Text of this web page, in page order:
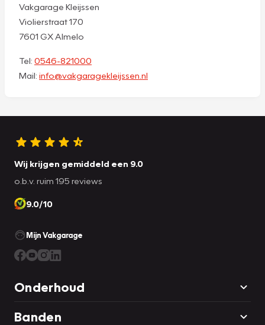
Vakgarage Kleijssen
Violierstraat 170
7601 GX Almelo
Tel: 0546-821000
Mail: info@vakgaragekleijssen.nl
Wij krijgen gemiddeld een 9.0
o.b.v. ruim 195 reviews
9.0/10
Mijn Vakgarage
Onderhoud
Banden